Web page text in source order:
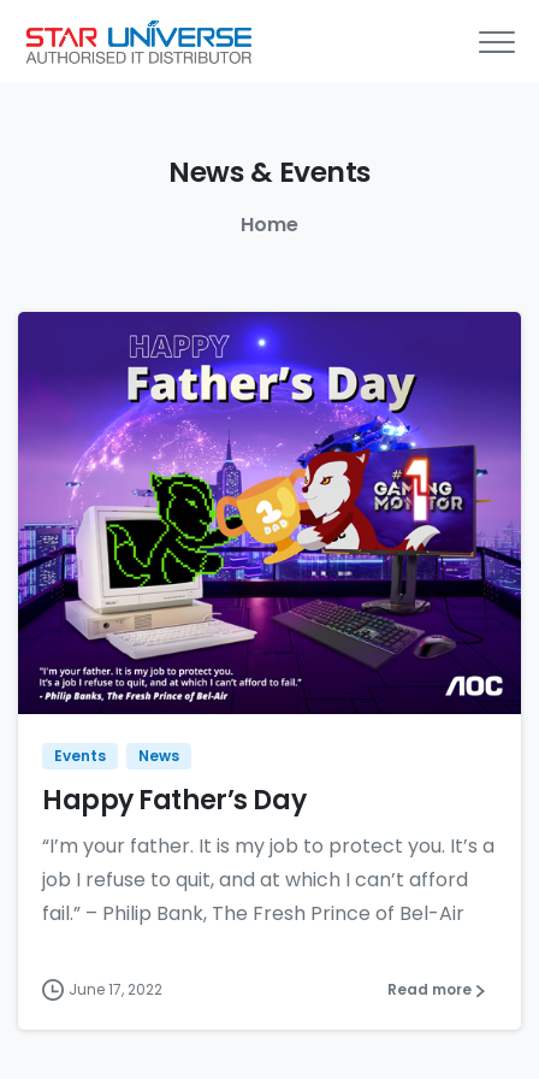
News & Events
Home
Events News
Happy Father’s Day
“I’m your father. It is my job to protect you. It’s a
job I refuse to quit, and at which I can’t afford
fail.” – Philip Bank, The Fresh Prince of Bel-Air
June 17, 2022 Read more